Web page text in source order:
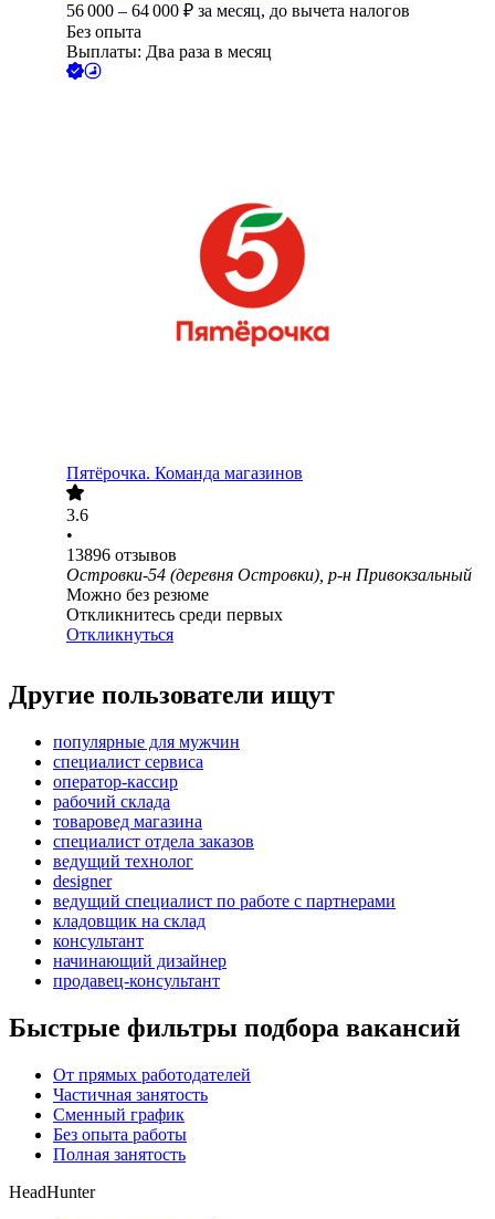
56 000 – 64 000 ₽ за месяц, до вычета налогов
Без опыта
Выплаты: Два раза в месяц
Пятёрочка. Команда магазинов
3.6
•
13896 отзывов
Островки-54 (деревня Островки), р-н Привокзальный
Можно без резюме
Откликнитесь среди первых
Откликнуться
Другие пользователи ищут
популярные для мужчин
специалист сервиса
оператор-кассир
рабочий склада
товаровед магазина
специалист отдела заказов
ведущий технолог
designer
ведущий специалист по работе с партнерами
кладовщик на склад
консультант
начинающий дизайнер
продавец-консультант
Быстрые фильтры подбора вакансий
От прямых работодателей
Частичная занятость
Сменный график
Без опыта работы
Полная занятость
HeadHunter